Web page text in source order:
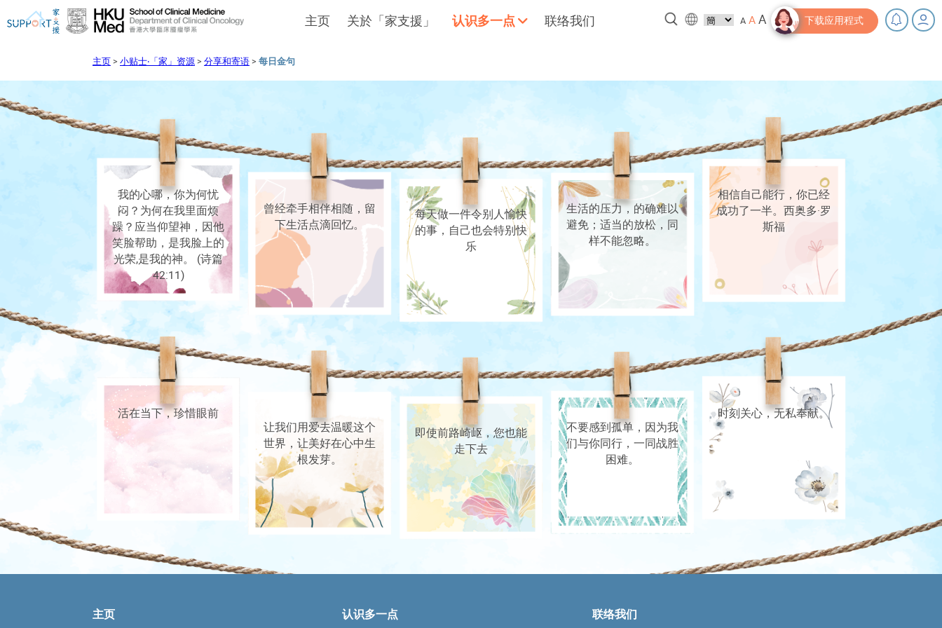
主页 关於「家支援」 认识多一点
我刚得知我患上癌症... 拥抱每刻，留住这爱。 轻松一下，充下电啦！ 小贴士‧「家」资源
联络我们 A AA 下载应用程式
主页> 小贴士‧「家」资源> 分享和寄语> 每日金句
我的心哪，你为何忧
闷？为何在我里面烦
躁？应当仰望神，因他
笑脸帮助，是我脸上的
光荣,是我的神。 (诗篇
42:11)
曾经牵手相伴相随，留
下生活点滴回忆。
每天做一件令别人愉快
的事，自己也会特别快
乐
生活的压力，的确难以
避免；适当的放松，同
样不能忽略。
相信自己能行，你已经
成功了一半。西奥多·罗
斯福
活在当下，珍惜眼前
让我们用爱去温暖这个
世界，让美好在心中生
根发芽。
⁠⁠即使前路崎岖，您也能
走下去
不要感到孤单，因为我
们与你同行，一同战胜
困难。
时刻关心，无私奉献。
主页 认识多一点 联络我们